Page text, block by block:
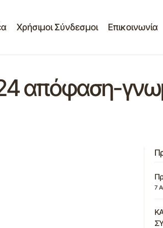
Χρήσιμοι Σύνδεσμοι Επικοινωνία
απόφαση-
7